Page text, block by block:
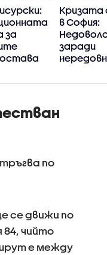
за
Кризата
в София:
заради
зона 3
по
се движи по
84, чийто
е между